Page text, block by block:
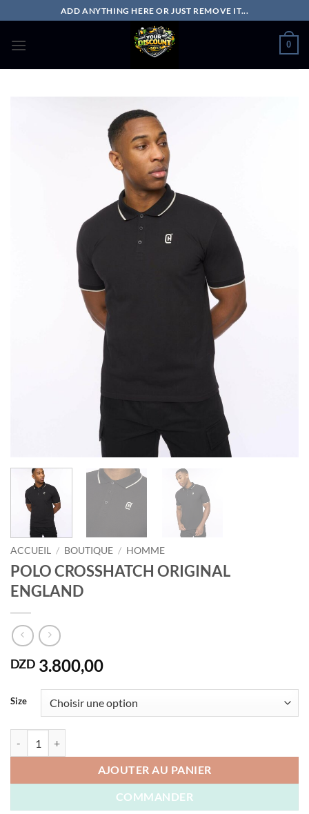
au
contenu
ADD ANYTHING HERE OR JUST REMOVE IT...
0
ACCUEIL / BOUTIQUE / HOMME
POLO CROSSHATCH ORIGINAL
ENGLAND
DZD 3.800,00
Size
AJOUTER AU PANIER
COMMANDER